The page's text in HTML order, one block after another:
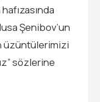
Şenibov’un
üzüntülerimizi
sözlerine